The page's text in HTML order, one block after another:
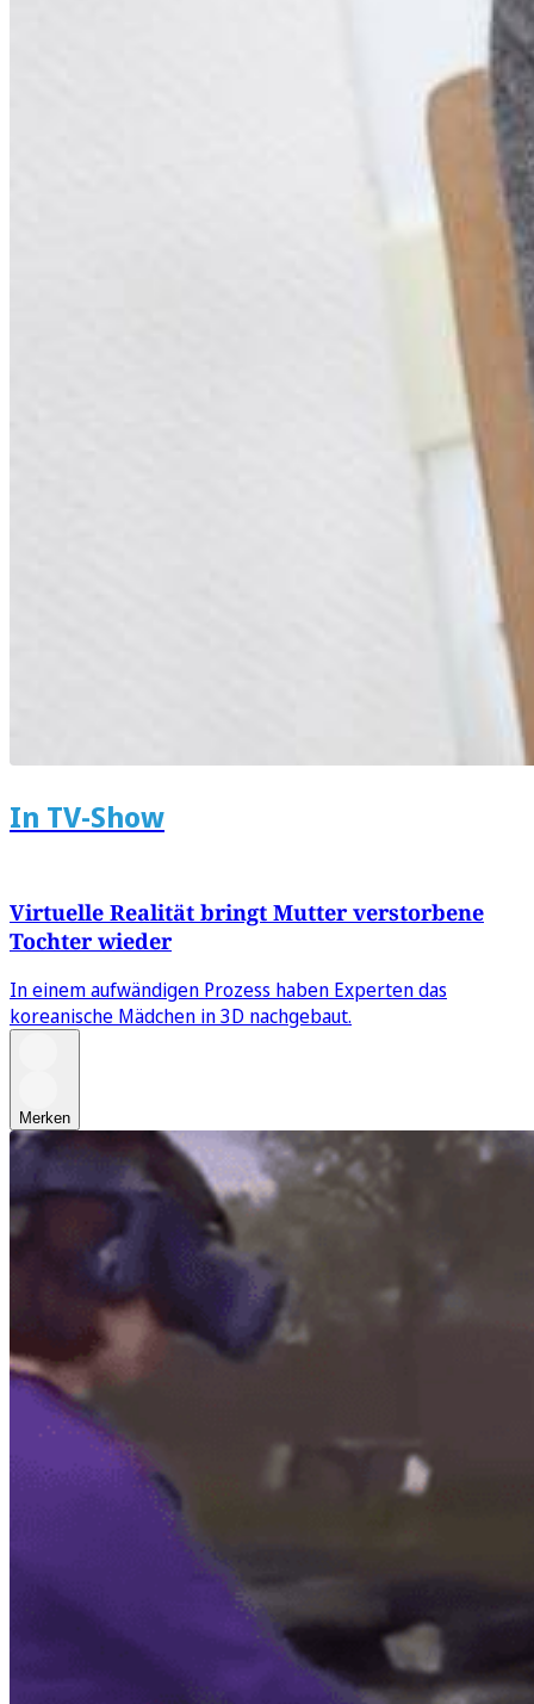
In TV-Show
Virtuelle Realität bringt Mutter verstorbene
Tochter wieder
In einem aufwändigen Prozess haben Experten das
koreanische Mädchen in 3D nachgebaut.
Merken